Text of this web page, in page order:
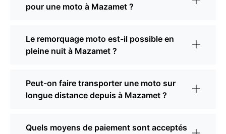
pour une moto à Mazamet ?
Le remorquage moto est-il possible en
pleine nuit à Mazamet ?
Peut-on faire transporter une moto sur
longue distance depuis à Mazamet ?
Quels moyens de paiement sont acceptés